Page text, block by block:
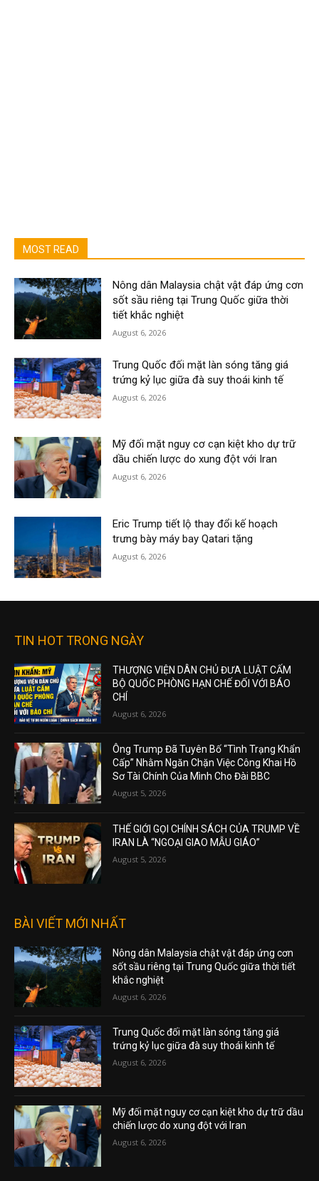
MOST READ
Nông dân Malaysia chật vật đáp ứng cơn
sốt sầu riêng tại Trung Quốc giữa thời
tiết khắc nghiệt
August 6, 2026
Trung Quốc đối mặt làn sóng tăng giá
trứng kỷ lục giữa đà suy thoái kinh tế
August 6, 2026
Mỹ đối mặt nguy cơ cạn kiệt kho dự trữ
dầu chiến lược do xung đột với Iran
August 6, 2026
Eric Trump tiết lộ thay đổi kế hoạch
trưng bày máy bay Qatari tặng
August 6, 2026
TIN HOT TRONG NGÀY
THƯỢNG VIỆN DÂN CHỦ ĐƯA LUẬT CẤM
BỘ QUỐC PHÒNG HẠN CHẾ ĐỐI VỚI BÁO
CHÍ
August 6, 2026
Ông Trump Đã Tuyên Bố “Tình Trạng Khẩn
Cấp” Nhằm Ngăn Chặn Việc Công Khai Hồ
Sơ Tài Chính Của Mình Cho Đài BBC
August 5, 2026
THẾ GIỚI GỌI CHÍNH SÁCH CỦA TRUMP VỀ
IRAN LÀ “NGOẠI GIAO MẪU GIÁO”
August 5, 2026
BÀI VIẾT MỚI NHẤT
Nông dân Malaysia chật vật đáp ứng cơn
sốt sầu riêng tại Trung Quốc giữa thời tiết
khắc nghiệt
August 6, 2026
Trung Quốc đối mặt làn sóng tăng giá
trứng kỷ lục giữa đà suy thoái kinh tế
August 6, 2026
Mỹ đối mặt nguy cơ cạn kiệt kho dự trữ dầu
chiến lược do xung đột với Iran
August 6, 2026